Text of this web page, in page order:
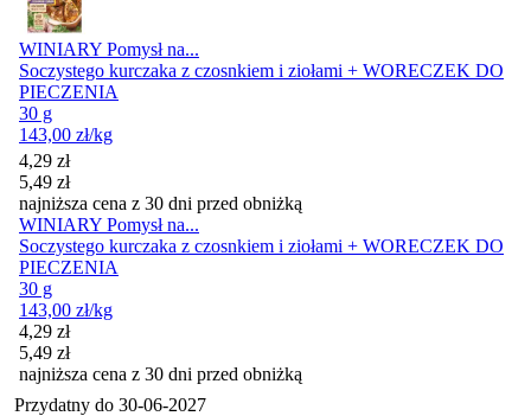
WINIARY Pomysł na...
Soczystego kurczaka z czosnkiem i ziołami + WORECZEK DO
PIECZENIA
30 g
143,00 zł/kg
Cena promocyjna
4,29 zł
5,49 zł
najniższa cena z 30 dni przed obniżką
WINIARY Pomysł na...
Soczystego kurczaka z czosnkiem i ziołami + WORECZEK DO
PIECZENIA
30 g
143,00 zł/kg
Cena promocyjna
4,29 zł
5,49 zł
najniższa cena z 30 dni przed obniżką
Przydatny do 30-06-2027